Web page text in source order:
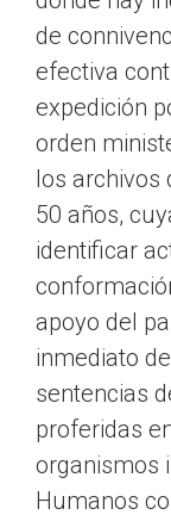
de
efectiva
expedición
orden
los archivos
50 años,
identificar
apoyo del
inmediato
sentencias
proferidas
organismos
Humanos